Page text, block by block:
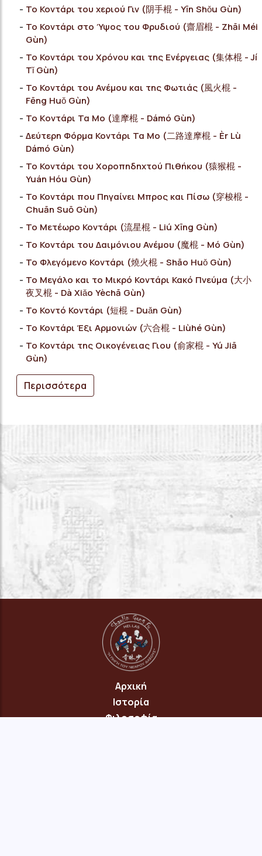
Το Κοντάρι του χεριού Γιν (阴手棍 - Yīn Shǒu Gùn)
Το Κοντάρι στο Ύψος του Φρυδιού (齋眉棍 - Zhāi Méi
Gùn)
Το Κοντάρι του Χρόνου και της Ενέργειας (集体棍 - Jí
Tǐ Gùn)
Το Κοντάρι του Ανέμου και της Φωτιάς (風火棍 -
Fēng Huǒ Gùn)
Το Kοντάρι Τα Μο (達摩棍 - Dámó Gùn)
Δεύτερη Φόρμα Κοντάρι Τα Μο (二路達摩棍 - Èr Lù
Dámó Gùn)
Το Κοντάρι του Χοροπηδηχτού Πιθήκου (猿猴棍 -
Yuán Hóu Gùn)
Το Κοντάρι που Πηγαίνει Μπρος και Πίσω (穿梭棍 -
Chuān Suō Gùn)
Το Μετέωρο Κοντάρι (流星棍 - Liú Xīng Gùn)
Το Κοντάρι του Δαιμόνιου Ανέμου (魔棍 - Mó Gùn)
Το Φλεγόμενο Κοντάρι (燒火棍 - Shāo Huǒ Gùn)
Το Μεγάλο και το Μικρό Κοντάρι Κακό Πνεύμα (大小
夜叉棍 - Dà Xiǎo Yèchā Gùn)
Το Κοντό Κοντάρι (短棍 - Duǎn Gùn)
Το Κοντάρι Έξι Αρμονιών (六合棍 - Liùhé Gùn)
Το Κοντάρι της Οικογένειας Γιου (俞家棍 - Yú Jiā
Gùn)
Περισσότερα
Αρχική
Ιστορία
Φιλοσοφία